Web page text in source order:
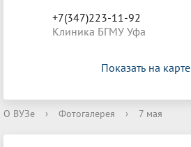
+7(347)223-11-92
Клиника БГМУ Уфа
Показать на карте
О ВУЗе › Фотогалерея › 7 мая